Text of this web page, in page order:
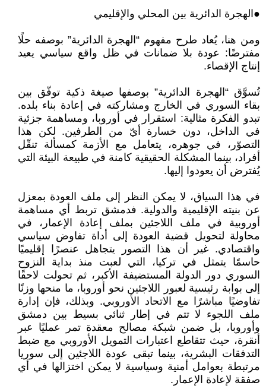
●الهجرة الدائرية بين المحلي والإقليمي
ومن هنا، يُعاد طرح مفهوم “الهجرة الدائرية” بوصفه حلًا
مفترضًا: عودة بلا ضمانات في ظل واقع سياسي يعيد
إنتاج الإقصاء.
تُسوَّق “الهجرة الدائرية” بوصفها صيغة ذكية توفّق بين
بقاء السوري في الخارج ومشاركته في إعادة بناء بلده.
تبدو الفكرة مثالية: استقرار في أوروبا، ومساهمة جزئية
في الداخل، دون خسارة أيّ من الطرفين. لكن هذا
التصوّر، في جوهره، يتعامل مع الأزمة كمسألة تنقّل
أفراد، بينما المشكلة الحقيقية كامنة في طبيعة البيئة التي
يُفترض أن يعودوا إليها.
في هذا السياق، لا يمكن النظر إلى ملف العودة بمعزل
عن بنيته الإقليمية والدولية. فدمشق تربط أي مساهمة
أوروبية في ملف اللاجئين بملف إعادة الإعمار، في
محاولة لتحويل قضية العودة إلى أداة تفاوض سياسي
واقتصادي. غير أن هذا التصور يتجاهل عنصرًا إقليميًا
حاسمًا يتمثل في تركيا، التي لعبت منذ بداية النزوح
السوري دور الدولة المستضيفة الأكبر، ثم تحولت لاحقًا
إلى بوابة رئيسية لعبور اللاجئين نحو أوروبا، ما منحها وزنًا
تفاوضيًا مباشرًا مع الاتحاد الأوروبي. وبذلك، فإن إدارة
ملف اللجوء لا تتم في إطار ثنائي بسيط بين دمشق
وأوروبا، بل ضمن شبكة مصالح معقدة تمر عمليًا عبر
أنقرة، حيث تتقاطع اعتبارات التمويل الأوروبي مع ضبط
التدفقات البشرية، بينما تبقى عودة اللاجئين إلى سوريا
مرتبطة بعوامل أمنية وسياسية لا يمكن اختزالها في أي
صفقة لإعادة الإعمار.